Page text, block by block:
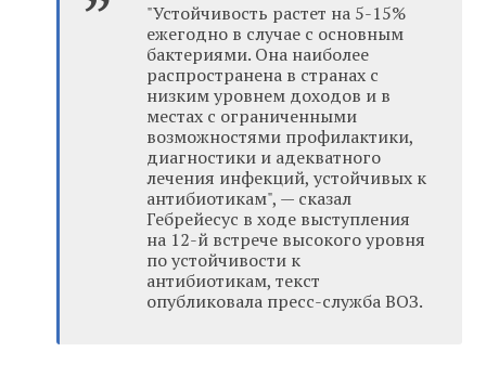
"Устойчивость растет на 5-15%
ежегодно в случае с основным
бактериями. Она наиболее
распространена в странах с
низким уровнем доходов и в
местах с ограниченными
возможностями профилактики,
диагностики и адекватного
лечения инфекций, устойчивых к
антибиотикам", — сказал
Гебрейесус в ходе выступления
на 12-й встрече высокого уровня
по устойчивости к
антибиотикам, текст
опубликовала пресс-служба ВОЗ.